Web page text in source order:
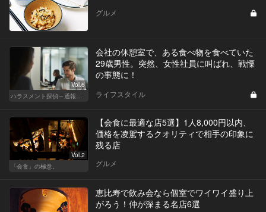
グルメ
Vol.6
ハラスメント探偵～通報編～
会社の休憩室で、ある食べ物を食べていた
29歳男性。突然、女性社員に叫ばれ、戦慄
の事態に！
ライフスタイル
Vol.2
「会食」の極意。
【会食に最適な店5選】1人8,000円以内、
価格を凌駕するクオリティで相手の印象に
残る店
グルメ
恵比寿で飲み会なら個室でワイワイ盛り上
がろう！仲が深まる名店6選